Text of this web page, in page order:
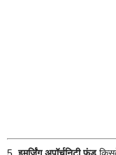
5.इमर्जिंग अपॉर्चुनिटी फंड